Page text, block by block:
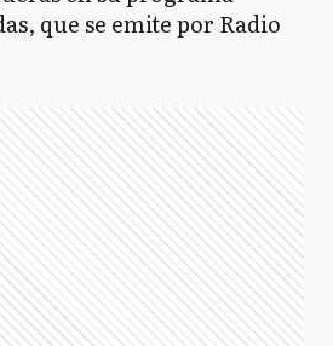
que se emite por Radio